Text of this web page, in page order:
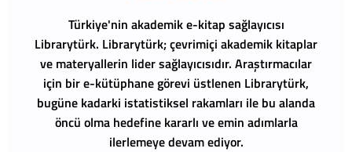
Türkiye'nin akademik e-kitap sağlayıcısı
Librarytürk. Librarytürk; çevrimiçi akademik kitaplar
ve materyallerin lider sağlayıcısıdır. Araştırmacılar
için bir e-kütüphane görevi üstlenen Librarytürk,
bugüne kadarki istatistiksel rakamları ile bu alanda
öncü olma hedefine kararlı ve emin adımlarla
ilerlemeye devam ediyor.